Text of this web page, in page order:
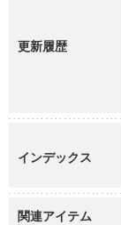
更新履歴
インデックス
関連アイテム